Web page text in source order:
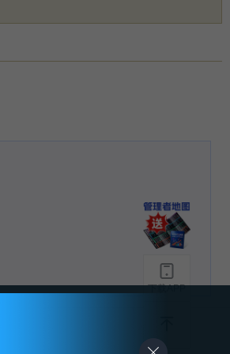
下载APP